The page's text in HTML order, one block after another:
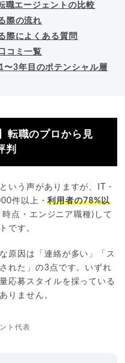
職エージェントの比較
際の流れ
際によくある質問
コミ一覧
〜3年目のポテンシャル層
転職のプロから見
判
いう声がありますが、IT・
件以上・利用者の78%以
点・エンジニア職種)して
です。
原因は「連絡が多い」「ス
れた」の3点です。いずれ
応募スタイルを採っている
りません。
ト代表